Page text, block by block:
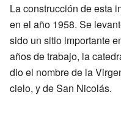
La construcción de esta
en el año 1958. Se
sido un sitio importante
años de trabajo, la
dio el nombre de la
cielo, y de San Nicolás.